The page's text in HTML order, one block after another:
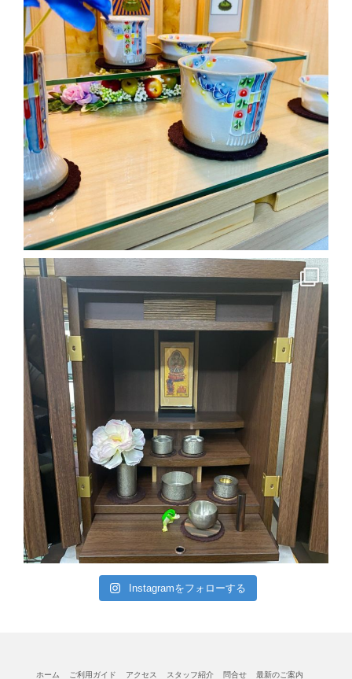
Instagramをフォローする
ホーム ご利用ガイド アクセス スタッフ紹介 問合せ 最新のご案内